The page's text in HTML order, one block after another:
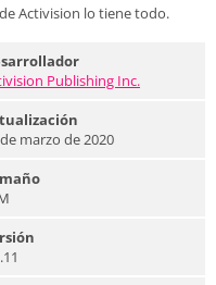
Activision lo tiene todo.
Publishing Inc.
marzo de 2020